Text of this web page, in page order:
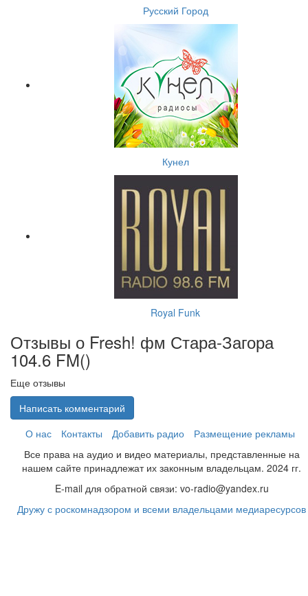
Русский Город
Кунел
Royal Funk
Отзывы о Fresh! фм Стара-Загора
104.6 FM()
Еще отзывы
Написать комментарий
О нас
Контакты Добавить радио
Размещение рекламы
Все права на аудио и видео материалы, представленные на
нашем сайте принадлежат их законным владельцам. 2024 гг.
E-mail для обратной связи: vo-radio@yandex.ru
Дружу с роскомнадзором и всеми владельцами медиаресурсов